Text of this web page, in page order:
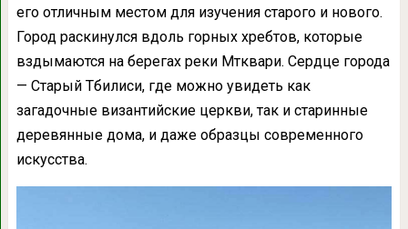
его отличным местом для изучения старого и нового.
Город раскинулся вдоль горных хребтов, которые
вздымаются на берегах реки Мтквари. Сердце города
— Старый Тбилиси, где можно увидеть как
загадочные византийские церкви, так и старинные
деревянные дома, и даже образцы современного
искусства.